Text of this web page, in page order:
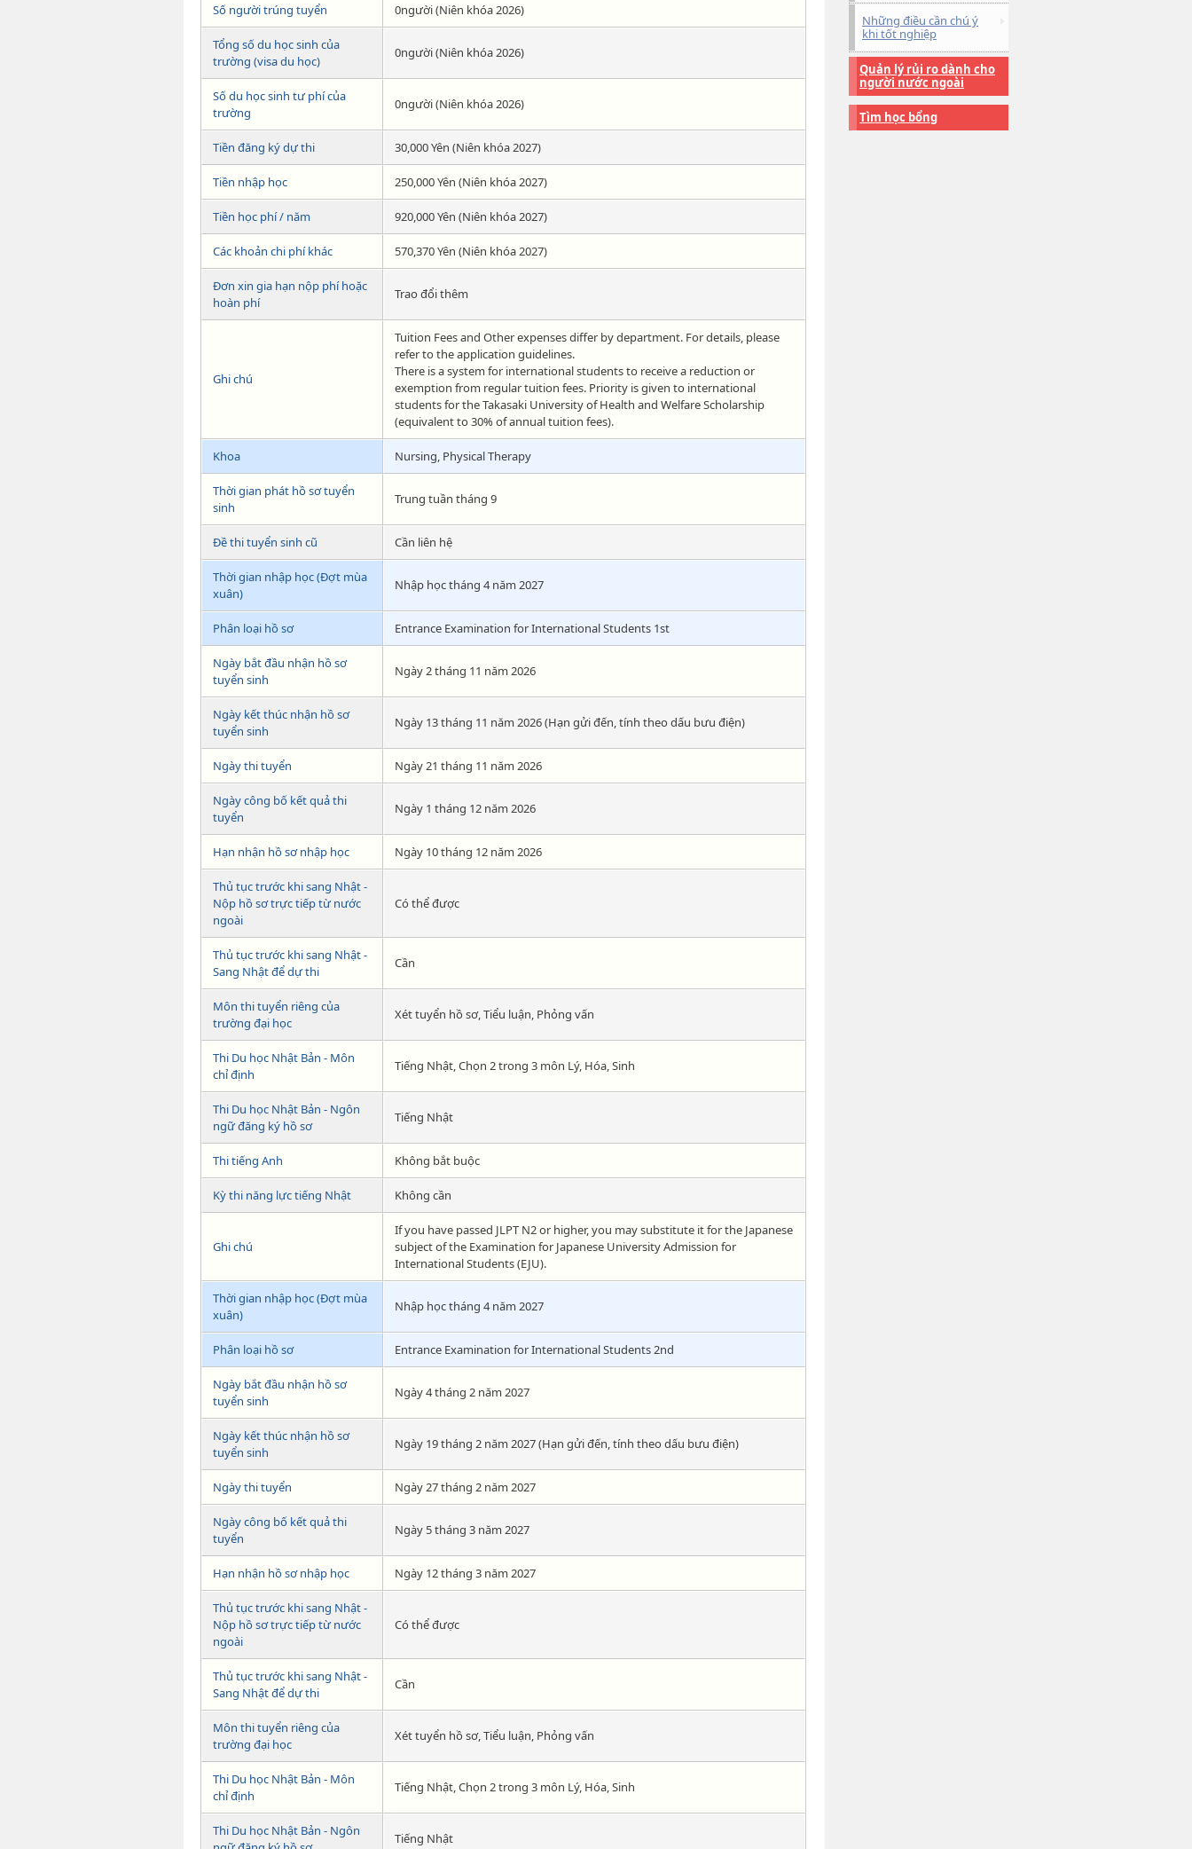
Số người trúng tuyển 0người (Niên khóa 2026)
Tổng số du học sinh của
trường (visa du học)
0người (Niên khóa 2026)
Số du học sinh tư phí của
trường
0người (Niên khóa 2026)
Tiền đăng ký dự thi 30,000 Yên (Niên khóa 2027)
Tiền nhập học 250,000 Yên (Niên khóa 2027)
Tiền học phí / năm 920,000 Yên (Niên khóa 2027)
Các khoản chi phí khác 570,370 Yên (Niên khóa 2027)
Đơn xin gia hạn nộp phí hoặc
hoàn phí
Trao đổi thêm
Ghi chú
Tuition Fees and Other expenses differ by department. For details, please
refer to the application guidelines.
There is a system for international students to receive a reduction or
exemption from regular tuition fees. Priority is given to international
students for the Takasaki University of Health and Welfare Scholarship
(equivalent to 30% of annual tuition fees).
Khoa Nursing, Physical Therapy
Thời gian phát hồ sơ tuyển
sinh
Trung tuần tháng 9
Đề thi tuyển sinh cũ Cần liên hệ
Thời gian nhập học (Đợt mùa
xuân)
Nhập học tháng 4 năm 2027
Phân loại hồ sơ Entrance Examination for International Students 1st
Ngày bắt đầu nhận hồ sơ
tuyển sinh
Ngày 2 tháng 11 năm 2026
Ngày kết thúc nhận hồ sơ
tuyển sinh
Ngày 13 tháng 11 năm 2026 (Hạn gửi đến, tính theo dấu bưu điện)
Ngày thi tuyển Ngày 21 tháng 11 năm 2026
Ngày công bố kết quả thi
tuyển
Ngày 1 tháng 12 năm 2026
Hạn nhận hồ sơ nhập học Ngày 10 tháng 12 năm 2026
Thủ tục trước khi sang Nhật -
Nộp hồ sơ trực tiếp từ nước
ngoài
Có thể được
Thủ tục trước khi sang Nhật -
Sang Nhật để dự thi
Cần
Môn thi tuyển riêng của
trường đại học
Xét tuyển hồ sơ, Tiểu luận, Phỏng vấn
Thi Du học Nhật Bản - Môn
chỉ định
Tiếng Nhật, Chọn 2 trong 3 môn Lý, Hóa, Sinh
Thi Du học Nhật Bản - Ngôn
ngữ đăng ký hồ sơ
Tiếng Nhật
Thi tiếng Anh Không bắt buộc
Kỳ thi năng lực tiếng Nhật Không cần
Ghi chú
If you have passed JLPT N2 or higher, you may substitute it for the Japanese
subject of the Examination for Japanese University Admission for
International Students (EJU).
Thời gian nhập học (Đợt mùa
xuân)
Nhập học tháng 4 năm 2027
Phân loại hồ sơ Entrance Examination for International Students 2nd
Ngày bắt đầu nhận hồ sơ
tuyển sinh
Ngày 4 tháng 2 năm 2027
Ngày kết thúc nhận hồ sơ
tuyển sinh
Ngày 19 tháng 2 năm 2027 (Hạn gửi đến, tính theo dấu bưu điện)
Ngày thi tuyển Ngày 27 tháng 2 năm 2027
Ngày công bố kết quả thi
tuyển
Ngày 5 tháng 3 năm 2027
Hạn nhận hồ sơ nhập học Ngày 12 tháng 3 năm 2027
Thủ tục trước khi sang Nhật -
Nộp hồ sơ trực tiếp từ nước
ngoài
Có thể được
Thủ tục trước khi sang Nhật -
Sang Nhật để dự thi
Cần
Môn thi tuyển riêng của
trường đại học
Xét tuyển hồ sơ, Tiểu luận, Phỏng vấn
Thi Du học Nhật Bản - Môn
chỉ định
Tiếng Nhật, Chọn 2 trong 3 môn Lý, Hóa, Sinh
Thi Du học Nhật Bản - Ngôn
Tiếng Nhật
Những điều cần chú ý
khi tốt nghiệp
Quản lý rủi ro dành cho
người nước ngoài
Tìm học bổng